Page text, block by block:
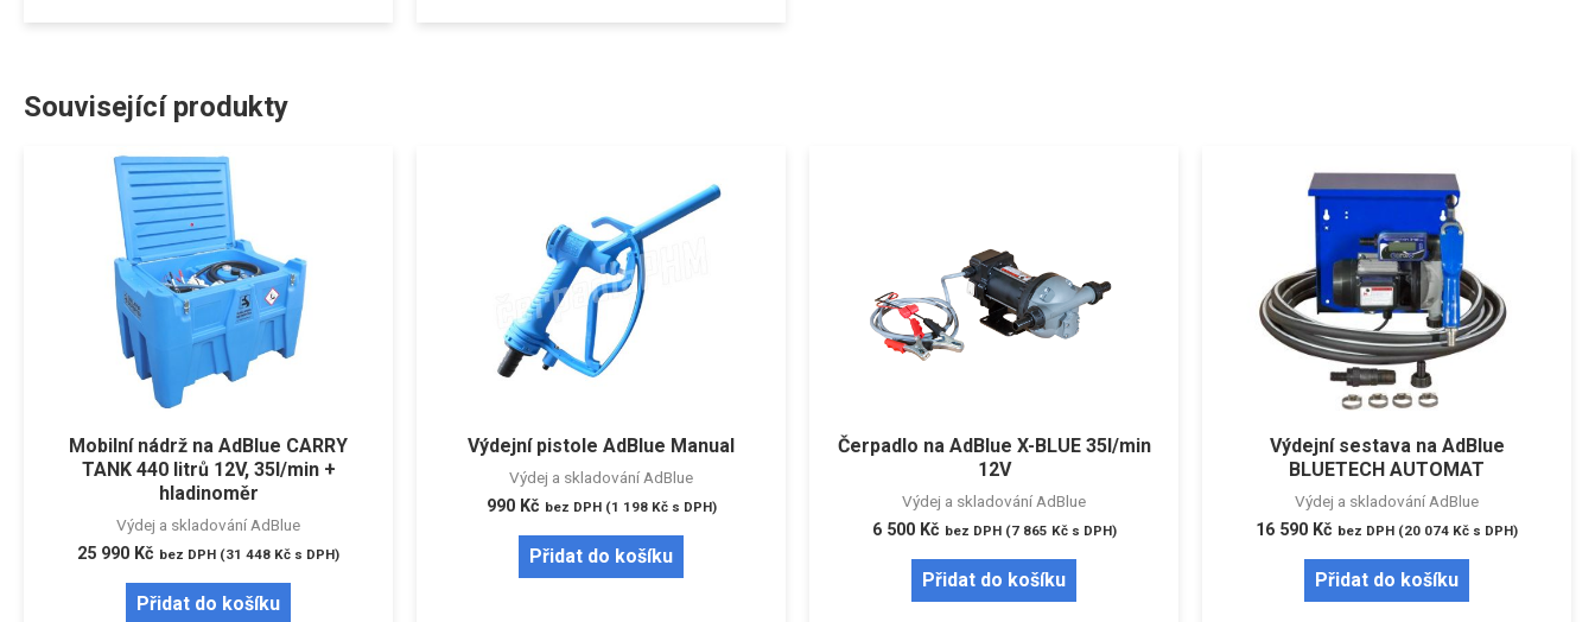
Související produkty
Mobilní nádrž na AdBlue CARRY
TANK 440 litrů 12V, 35l/min +
hladinoměr
Výdej a skladování AdBlue
25 990 Kč bez DPH (31 448 Kč s DPH)
Přidat do košíku
Výdejní pistole AdBlue Manual
Výdej a skladování AdBlue
990 Kč bez DPH (1 198 Kčs DPH)
Přidat do košíku
Čerpadlo na AdBlue X-BLUE 35l/min
12V
Výdej a skladování AdBlue
6 500 Kč bez DPH (7 865 Kčs DPH)
Přidat do košíku
Výdejní sestava na AdBlue
BLUETECH AUTOMAT
Výdej a skladování AdBlue
16 590 Kč bez DPH (20 074 Kč s DPH)
Přidat do košíku